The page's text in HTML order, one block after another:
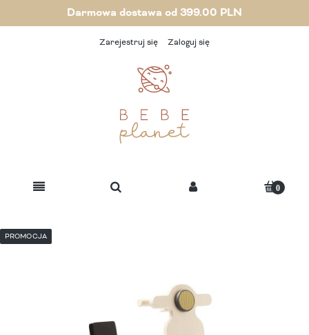
Darmowa dostawa od 399.00 PLN
Zarejestruj się Zaloguj się
PROMOCJA